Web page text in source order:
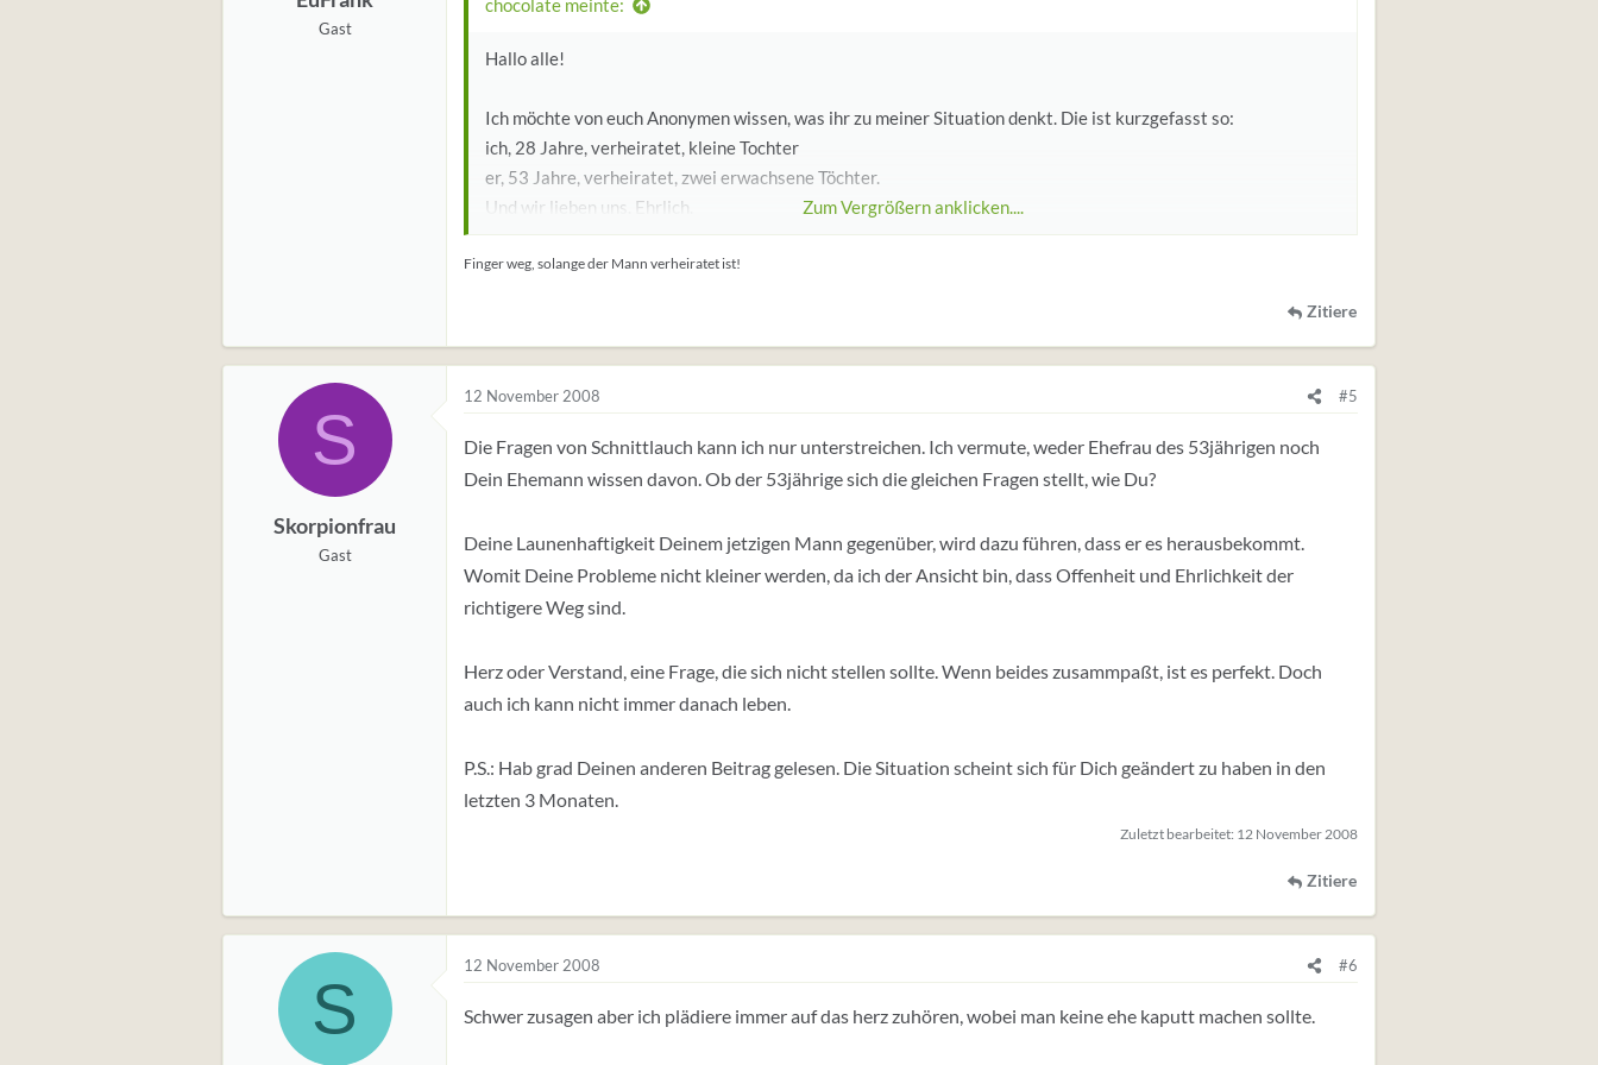
Gast
chocolate meinte:
Hallo alle!
Ich möchte von euch Anonymen wissen, was ihr zu meiner Situation denkt. Die ist kurzgefasst so:
ich, 28 Jahre, verheiratet, kleine Tochter
er, 53 Jahre, verheiratet, zwei erwachsene Töchter.
Und wir lieben uns. Ehrlich.
Ich denke pausenlos an ihn, fühle mich in meiner eigentlichen Familie nicht mehr zuhause, verstehe meinen
Mann nicht mehr und er mich inzwischen wohl auch nicht mehr, da ich die letzten 2 Monate extrem launsich
Ich frage euch: Rassle ich da in eine völlig irrsinnige Geschichte hinein? Ist der Altersunterschied und unser
dass ich mit diesem 53jährigen die Chance meines Lebens vor mir habe? Klingt kitschig, aber verdammt noch
mal, es fühlt sich so an. Und einfach grundsätzlich: Darf man seinem Herzen folgen, auch wenn man dabei
anderen weh tut?
Zum Vergrößern anklicken....
Finger weg, solange der Mann verheiratet ist!
Zitiere
S
Skorpionfrau
Gast
12 November 2008 #5
Die Fragen von Schnittlauch kann ich nur unterstreichen. Ich vermute, weder Ehefrau des 53jährigen noch
Dein Ehemann wissen davon. Ob der 53jährige sich die gleichen Fragen stellt, wie Du?
Deine Launenhaftigkeit Deinem jetzigen Mann gegenüber, wird dazu führen, dass er es herausbekommt.
Womit Deine Probleme nicht kleiner werden, da ich der Ansicht bin, dass Offenheit und Ehrlichkeit der
richtigere Weg sind.
Herz oder Verstand, eine Frage, die sich nicht stellen sollte. Wenn beides zusammpaßt, ist es perfekt. Doch
auch ich kann nicht immer danach leben.
P.S.: Hab grad Deinen anderen Beitrag gelesen. Die Situation scheint sich für Dich geändert zu haben in den
letzten 3 Monaten.
Zuletzt bearbeitet: 12 November 2008
Zitiere
S
12 November 2008 #6
Schwer zusagen aber ich plädiere immer auf das herz zuhören, wobei man keine ehe kaputt machen sollte.